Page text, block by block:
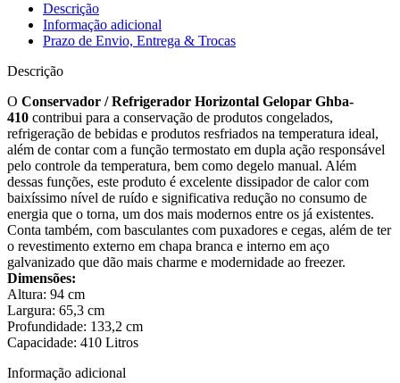
Descrição
Informação adicional
Prazo de Envio, Entrega & Trocas
Descrição
O Conservador / Refrigerador Horizontal Gelopar Ghba-
410 contribui para a conservação de produtos congelados,
refrigeração de bebidas e produtos resfriados na temperatura ideal,
além de contar com a função termostato em dupla ação responsável
pelo controle da temperatura, bem como degelo manual. Além
dessas funções, este produto é excelente dissipador de calor com
baixíssimo nível de ruído e significativa redução no consumo de
energia que o torna, um dos mais modernos entre os já existentes.
Conta também, com basculantes com puxadores e cegas, além de ter
o revestimento externo em chapa branca e interno em aço
galvanizado que dão mais charme e modernidade ao freezer.
Dimensões:
Altura: 94 cm
Largura: 65,3 cm
Profundidade: 133,2 cm
Capacidade: 410 Litros
Informação adicional